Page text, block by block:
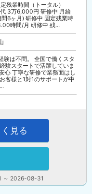
残業時間（トータル）
3万6,000円 研修中 月給
6ヶ月) 研修中 固定残業時
時間/月 研修中 残...
験は不問。 全国で働くスタ
験スタートで活躍していま
心 丁寧な研修で業務面はし
客様と1対1のサポートが中
～ 2026-08-31
見る